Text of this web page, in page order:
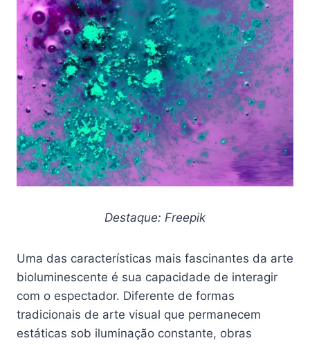
Destaque: Freepik
Uma das características mais fascinantes da arte
bioluminescente é sua capacidade de interagir
com o espectador. Diferente de formas
tradicionais de arte visual que permanecem
estáticas sob iluminação constante, obras